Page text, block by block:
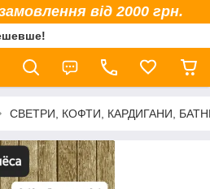
від 2000 грн.
СВЕТРИ, КОФТИ, КАРДИГАНИ,